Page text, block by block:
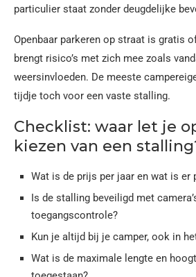
particulier staat zonder deugdelijke
Openbaar parkeren op straat is gratis
brengt risico’s met zich mee zoals
weersinvloeden. De meeste
tijdje toch voor een vaste stalling.
Checklist: waar let je
kiezen van een
Wat is de prijs per jaar en wat is er
Is de stalling beveiligd met
toegangscontrole?
Kun je altijd bij je camper, ook in
Wat is de maximale lengte en